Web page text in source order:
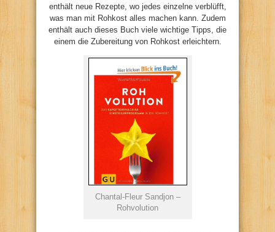
enthält neue Rezepte, wo jedes einzelne verblüfft,
was man mit Rohkost alles machen kann. Zudem
enthält auch dieses Buch viele wichtige Tipps, die
einem die Zubereitung von Rohkost erleichtern.
Chantal-Fleur Sandjon –
Rohvolution